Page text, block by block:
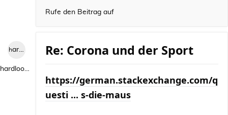
Rufe den Beitrag auf
hardlooper
hardlooper
Re: Corona und der Sport
https://german.stackexchange.com/q
uesti ... s-die-maus